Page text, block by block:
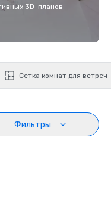
3D-планов
Сетка комнат для встреч
Фильтры